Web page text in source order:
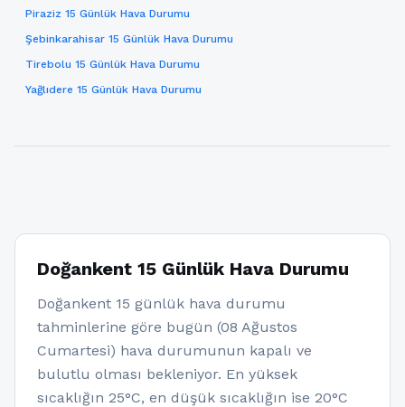
Piraziz 15 Günlük Hava Durumu
Şebinkarahisar 15 Günlük Hava Durumu
Tirebolu 15 Günlük Hava Durumu
Yağlıdere 15 Günlük Hava Durumu
Doğankent 15 Günlük Hava Durumu
Doğankent 15 günlük hava durumu
tahminlerine göre bugün (08 Ağustos
Cumartesi) hava durumunun kapalı ve
bulutlu olması bekleniyor. En yüksek
sıcaklığın 25°C, en düşük sıcaklığın ise 20°C